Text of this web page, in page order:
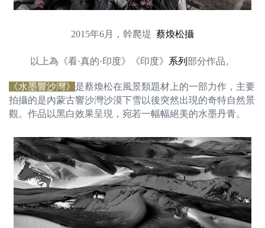
2015年6月，幹爬堤 蔡煥松攝
以上為《看·真的·印度》《印度》 系列 部分作品。
《水墨響沙灣》 是蔡煥松在風景類題材上的一部力作，主要
拍攝的是內蒙古響沙灣沙漠下雪以後突然出現的奇特自然景
觀。作品以黑白效果呈現，宛若一幅幅絕美的水墨丹青。